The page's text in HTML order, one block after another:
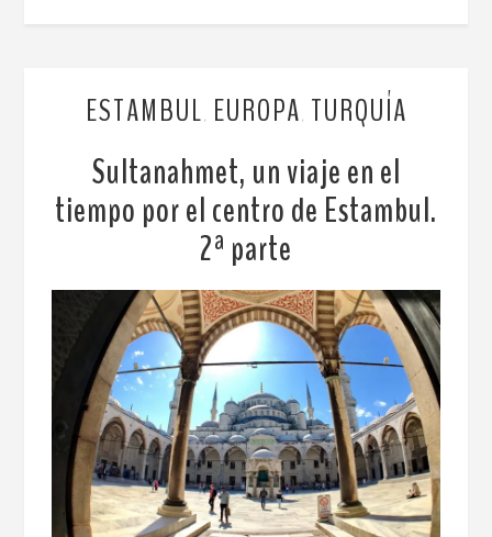
ESTAMBUL EUROPA TURQUÍA
Sultanahmet, un viaje en el
tiempo por el centro de Estambul.
2ª parte